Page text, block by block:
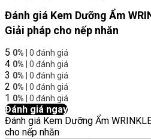
Đánh giá Kem Dưỡng Ẩm
Giải pháp cho nếp nhăn
5 0% | 0 đánh giá
4 0% | 0 đánh giá
3 0% | 0 đánh giá
2 0% | 0 đánh giá
1 0% | 0 đánh giá
Đánh giá ngay
Đánh giá Kem Dưỡng Ẩm
cho nếp nhăn